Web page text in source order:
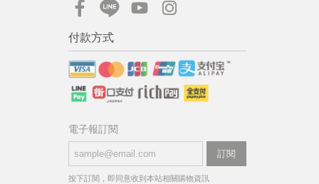
付款方式
電子報訂閱
訂閱
按下訂閱，即同意收到本站相關購物資訊